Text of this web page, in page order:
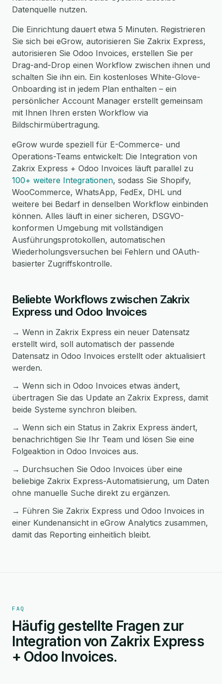
Datenquelle nutzen.
Die Einrichtung dauert etwa 5 Minuten. Registrieren
Sie sich bei eGrow, autorisieren Sie Zakrix Express,
autorisieren Sie Odoo Invoices, erstellen Sie per
Drag-and-Drop einen Workflow zwischen ihnen und
schalten Sie ihn ein. Ein kostenloses White-Glove-
Onboarding ist in jedem Plan enthalten – ein
persönlicher Account Manager erstellt gemeinsam
mit Ihnen Ihren ersten Workflow via
Bildschirmübertragung.
eGrow wurde speziell für E-Commerce- und
Operations-Teams entwickelt: Die Integration von
Zakrix Express + Odoo Invoices läuft parallel zu
100+ weitere Integrationen, sodass Sie Shopify,
WooCommerce, WhatsApp, FedEx, DHL und
weitere bei Bedarf in denselben Workflow einbinden
können. Alles läuft in einer sicheren, DSGVO-
konformen Umgebung mit vollständigen
Ausführungsprotokollen, automatischen
Wiederholungsversuchen bei Fehlern und OAuth-
basierter Zugriffskontrolle.
Beliebte Workflows zwischen Zakrix
Express und Odoo Invoices
→ Wenn in Zakrix Express ein neuer Datensatz
erstellt wird, soll automatisch der passende
Datensatz in Odoo Invoices erstellt oder aktualisiert
werden.
→ Wenn sich in Odoo Invoices etwas ändert,
übertragen Sie das Update an Zakrix Express, damit
beide Systeme synchron bleiben.
→ Wenn sich ein Status in Zakrix Express ändert,
benachrichtigen Sie Ihr Team und lösen Sie eine
Folgeaktion in Odoo Invoices aus.
→ Durchsuchen Sie Odoo Invoices über eine
beliebige Zakrix Express-Automatisierung, um Daten
ohne manuelle Suche direkt zu ergänzen.
→ Führen Sie Zakrix Express und Odoo Invoices in
einer Kundenansicht in eGrow Analytics zusammen,
damit das Reporting einheitlich bleibt.
FAQ
Häufig gestellte Fragen zur
Integration von Zakrix Express
+ Odoo Invoices.